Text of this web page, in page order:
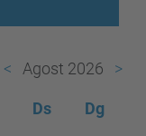
Agost 2026
Ds Dg